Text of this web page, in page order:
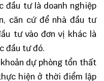
đầu tư là doanh nghiệp
căn cứ để nhà đầu tư
tư vào đơn vị khác là
đầu tư đó.
dự phòng tổn thất
hiện ở thời điểm lập